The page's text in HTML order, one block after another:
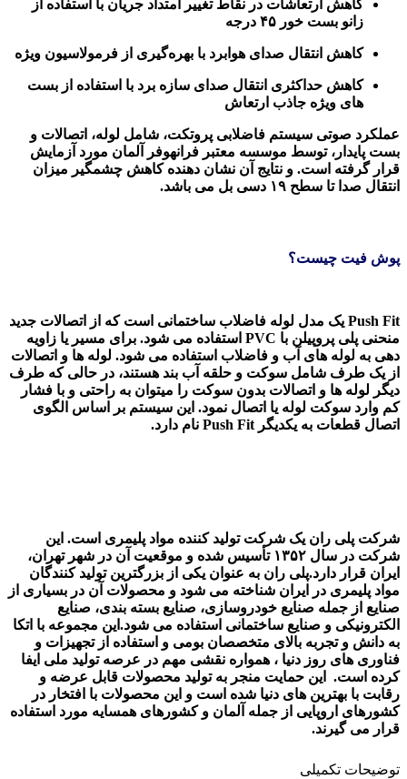
کاهش ارتعاشات در نقاط تغییر امتداد جریان با استفاده از
زانو بست خور ۴۵ درجه
کاهش انتقال صدای هوابرد با بهره‌گیری از فرمولاسیون ویژه
کاهش حداکثری انتقال صدای سازه برد با استفاده از بست
های ویژه جاذب ارتعاش
عملکرد صوتی سیستم فاضلابی پروتکت، شامل لوله، اتصالات و
بست پایدار، توسط موسسه معتبر فرانهوفر آلمان مورد آزمایش
قرار گرفته است. و نتایج آن نشان دهنده کاهش چشمگیر میزان
انتقال صدا تا سطح ۱۹ دسی بل می باشد.
پوش فیت چیست؟
Push Fit یک مدل لوله فاضلاب ساختمانی است که از اتصالات جدید
منحنی پلی پروپیلن با PVC استفاده می شود. برای مسیر یا زاویه
دهی به لوله های آب و فاضلاب استفاده می شود. لوله ها و اتصالات
از یک طرف شامل سوکت و حلقه آب بند هستند، در حالی که طرف
دیگر لوله ها و اتصالات بدون سوکت را میتوان به راحتی و با فشار
کم وارد سوکت لوله یا اتصال نمود. این سیستم بر اساس الگوی
اتصال قطعات به یکدیگر Push Fit نام دارد.
شرکت پلی ران یک شرکت تولید کننده مواد پلیمری است. این
شرکت در سال ۱۳۵۲ تأسیس شده و موقعیت آن در شهر تهران،
ایران قرار دارد.پلی ران به عنوان یکی از بزرگترین تولید کنندگان
مواد پلیمری در ایران شناخته می شود و محصولات آن در بسیاری از
صنایع از جمله صنایع خودروسازی، صنایع بسته بندی، صنایع
الکترونیکی و صنایع ساختمانی استفاده می شود. این مجموعه با اتکا
به دانش و تجربه بالای متخصصان بومی و استفاده از تجهیزات و
فناوری های روز دنیا ، همواره نقشی مهم در عرصه تولید ملی ایفا
کرده است. این حمایت منجر به تولید محصولات قابل عرضه و
رقابت با بهترین های دنیا شده است و این محصولات با افتخار در
کشورهای اروپایی از جمله آلمان و کشورهای همسایه مورد استفاده
قرار می گیرند.
توضیحات تکمیلی